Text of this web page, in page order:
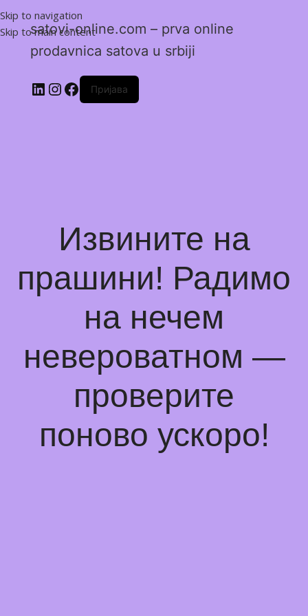
Skip to navigation
Skip to main content
satovi-online.com – prva online
prodavnica satova u srbiji
Пријава
Извините на
прашини! Радимо
на нечем
невероватном —
проверите
поново ускоро!